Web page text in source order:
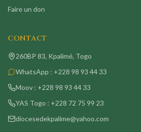
Faire un don
CONTACT
260BP 83, Kpalimé, Togo
WhatsApp : +228 98 93 44 33
Moov : +228 98 93 44 33
YAS Togo : +228 72 75 99 23
diocesedekpalime@yahoo.com